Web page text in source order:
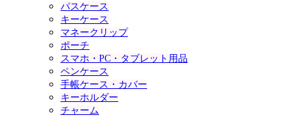
パスケース
キーケース
マネークリップ
ポーチ
スマホ・PC・タブレット用品
ペンケース
手帳ケース・カバー
キーホルダー
チャーム